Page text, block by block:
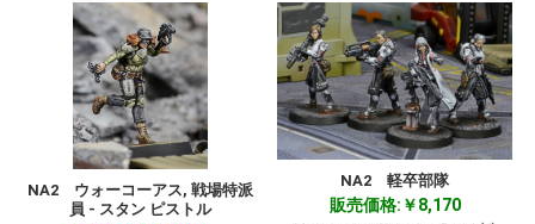
NA2 ウォーコーアス, 戦場特派
員 - スタン ピストル
NA2 軽卒部隊
販売価格:￥8,170